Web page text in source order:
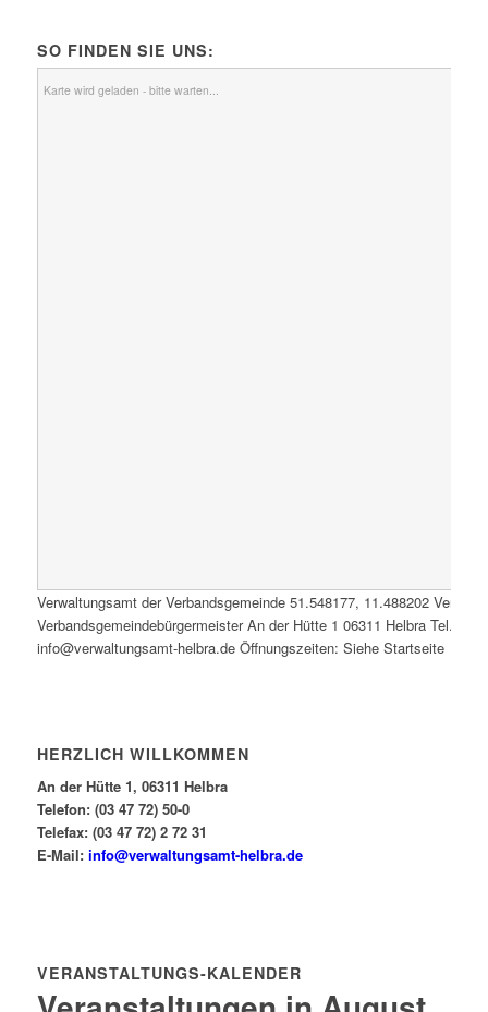
SO FINDEN SIE UNS:
Karte wird geladen - bitte warten...
Verwaltungsamt der Verbandsgemeinde 51.548177, 11.488202
Verbandsgemeindebürgermeister An der Hütte 1 06311 Helbra Tel.:
info@verwaltungsamt-helbra.de Öffnungszeiten: Siehe Startseite
HERZLICH WILLKOMMEN
An der Hütte 1, 06311 Helbra
Telefon: (03 47 72) 50-0
Telefax: (03 47 72) 2 72 31
E-Mail: info@verwaltungsamt-helbra.de
VERANSTALTUNGS-KALENDER